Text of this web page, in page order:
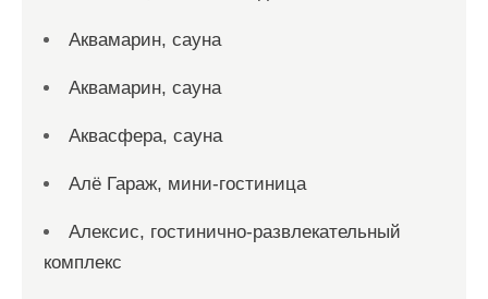
Аквамарин, сауна
Аквамарин, сауна
Аквасфера, сауна
Алё Гараж, мини-гостиница
Алексис, гостинично-развлекательный
комплекс